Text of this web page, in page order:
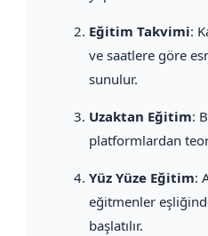
Eğitim Takvimi:
ve saatlere göre
sunulur.
Uzaktan Eğitim:
platformlardan
Yüz Yüze Eğitim:
eğitmenler
başlatılır.